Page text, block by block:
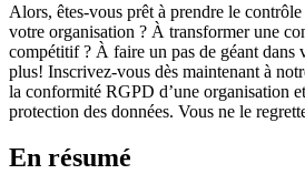
Alors, êtes-vous prêt à prendre le
votre organisation ? À transformer une
compétitif ? À faire un pas de géant dans
plus! Inscrivez-vous dès maintenant à
la conformité RGPD d’une organisation
protection des données. Vous ne le
En résumé